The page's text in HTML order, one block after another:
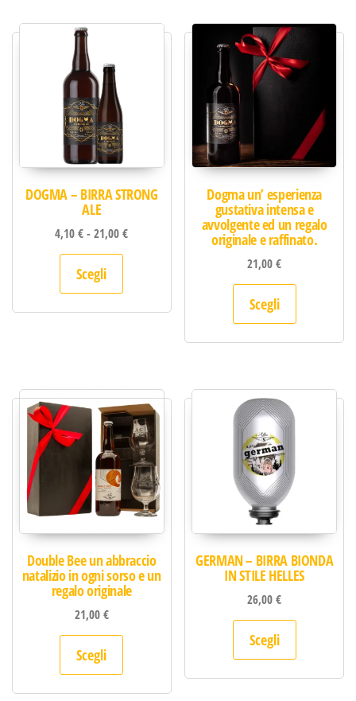
DOGMA – BIRRA STRONG
ALE
4,10€ - 21,00€Fascia di prezzo: da 4,10 € a 21,00 €
Scegli
Questo prodotto ha più varianti. Le
Dogma un’ esperienza
gustativa intensa e
avvolgente ed un regalo
originale e raffinato.
21,00€
Scegli
Questo
Double Bee un abbraccio
natalizio in ogni sorso e un
regalo originale
21,00€
Scegli
Questo prodotto ha più varianti. Le
GERMAN – BIRRA BIONDA
IN STILE HELLES
26,00€
Scegli
Questo